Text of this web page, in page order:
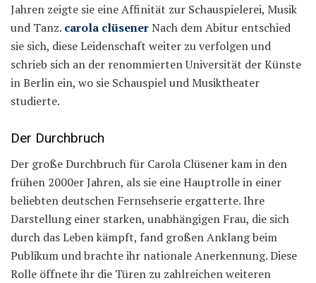
Jahren zeigte sie eine Affinität zur Schauspielerei, Musik
und Tanz. carola clüsenerNach dem Abitur entschied
sie sich, diese Leidenschaft weiter zu verfolgen und
schrieb sich an der renommierten Universität der Künste
in Berlin ein, wo sie Schauspiel und Musiktheater
studierte.
Der Durchbruch
Der große Durchbruch für Carola Clüsener kam in den
frühen 2000er Jahren, als sie eine Hauptrolle in einer
beliebten deutschen Fernsehserie ergatterte. Ihre
Darstellung einer starken, unabhängigen Frau, die sich
durch das Leben kämpft, fand großen Anklang beim
Publikum und brachte ihr nationale Anerkennung. Diese
Rolle öffnete ihr die Türen zu zahlreichen weiteren